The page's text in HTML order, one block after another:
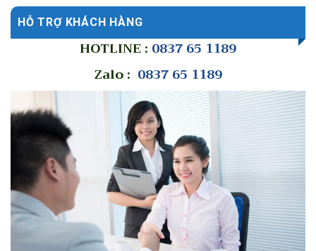
HỖ TRỢ KHÁCH HÀNG
HOTLINE : 0837 65 1189
Zalo : 0837 65 1189